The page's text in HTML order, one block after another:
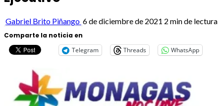
Gabriel Brito Piñango 6 de diciembre de 2021 2 min de lectura
Comparte la noticia en
Telegram
Threads WhatsApp